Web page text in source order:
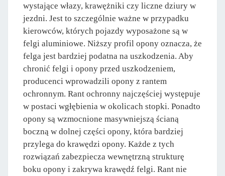
wystające włazy, krawężniki czy liczne dziury w
jezdni. Jest to szczególnie ważne w przypadku
kierowców, których pojazdy wyposażone są w
felgi aluminiowe. Niższy profil opony oznacza, że
felga jest bardziej podatna na uszkodzenia. Aby
chronić felgi i opony przed uszkodzeniem,
producenci wprowadzili opony z rantem
ochronnym. Rant ochronny najczęściej występuje
w postaci wgłębienia w okolicach stopki. Ponadto
opony są wzmocnione masywniejszą ścianą
boczną w dolnej części opony, która bardziej
przylega do krawędzi opony. Każde z tych
rozwiązań zabezpiecza wewnętrzną strukturę
boku opony i zakrywa krawędź felgi. Rant nie